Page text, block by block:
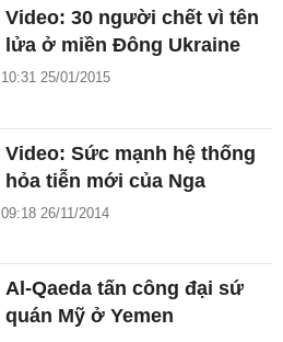
Video: 30 người chết vì tên
lửa ở miền Đông Ukraine
10:31 25/01/2015
Video: Sức mạnh hệ thống
hỏa tiễn mới của Nga
09:18 26/11/2014
Al-Qaeda tấn công đại sứ
quán Mỹ ở Yemen